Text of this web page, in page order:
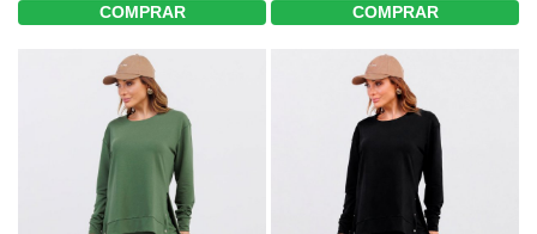
COMPRAR COMPRAR